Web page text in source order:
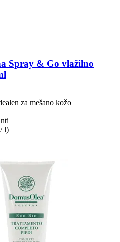
Spray & Go vlažilno
za mešano kožo
l)